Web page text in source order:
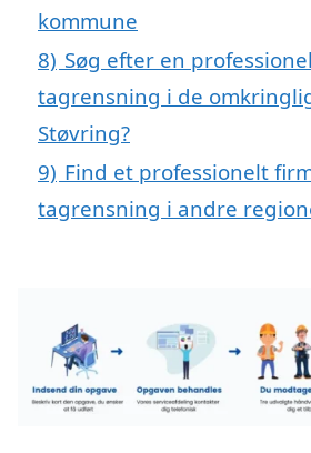
kommune
8) Søg efter en
tagrensning i de
Støvring?
9) Find et professionelt
tagrensning i andre